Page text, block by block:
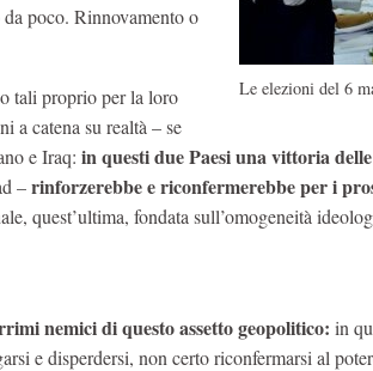
Le elezioni del 6
poco. Rinnovamento o
tali proprio per la loro
a catena su realtà – se
e Iraq: in questi due Paesi una vittoria
–rinforzerebbe e riconfermerebbe per i
quest’ultima, fondata sull’omogeneità
nemici di questo assetto geopolitico: in
e disperdersi, non certo riconfermarsi al